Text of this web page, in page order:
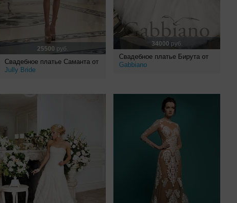
25500 руб.
Свадебное платье Саманта от
Jully Bride
34000 руб.
Свадебное платье Бирута от
Gabbiano